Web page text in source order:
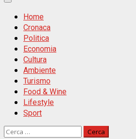
Primäres
MenüHome
Cronaca
Politica
Economia
Cultura
Ambiente
Turismo
Food & Wine
Lifestyle
Sport
Ricerca